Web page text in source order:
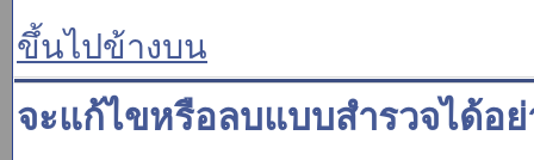
ขึ้นไปข้างบน
จะแก้ไขหรือลบแบบสำรวจได้อย่